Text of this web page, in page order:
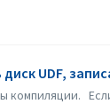
UDF,
компиляции.